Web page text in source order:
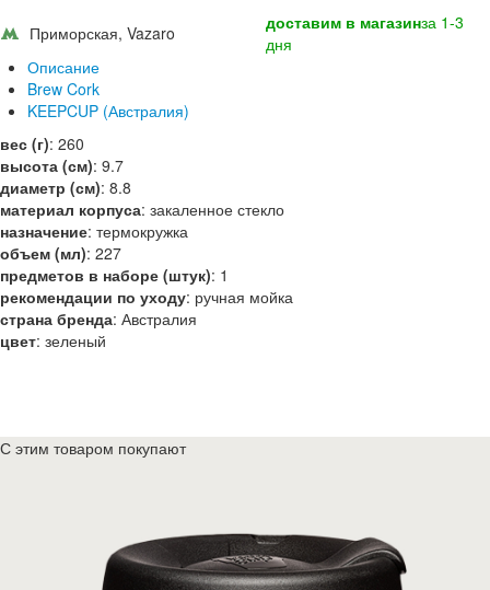
Приморская, Vazaro доставим в магазинза 1-3
дня
Описание
Brew Cork
KEEPCUP (Австралия)
вес (г): 260
высота (см): 9.7
диаметр (см): 8.8
материал корпуса: закаленное стекло
назначение: термокружка
объем (мл): 227
предметов в наборе (штук): 1
рекомендации по уходу: ручная мойка
страна бренда: Австралия
цвет: зеленый
С этим товаром покупают